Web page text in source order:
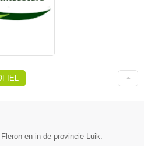
en in de provincie Luik.